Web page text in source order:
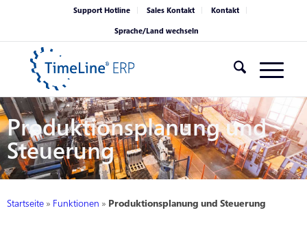
Support Hotline Sales Kontakt
Kontakt
Sprache/Land wechseln
Produktionsplanung und
Steuerung
Startseite » Funktionen » Produktionsplanung und Steuerung